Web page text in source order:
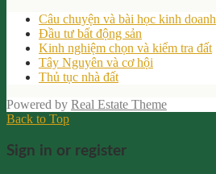
Câu chuyện và bài học kinh doanh
Đầu tư bất động sản
Kinh nghiệm chọn và kiểm tra đất
Tây Nguyên và cơ hội
Thủ tục nhà đất
Powered by Real Estate Theme
Back to Top
Sign in or register